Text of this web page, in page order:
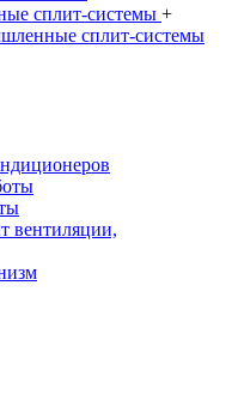
сплит-системы +
сплит-системы
вентиляции,